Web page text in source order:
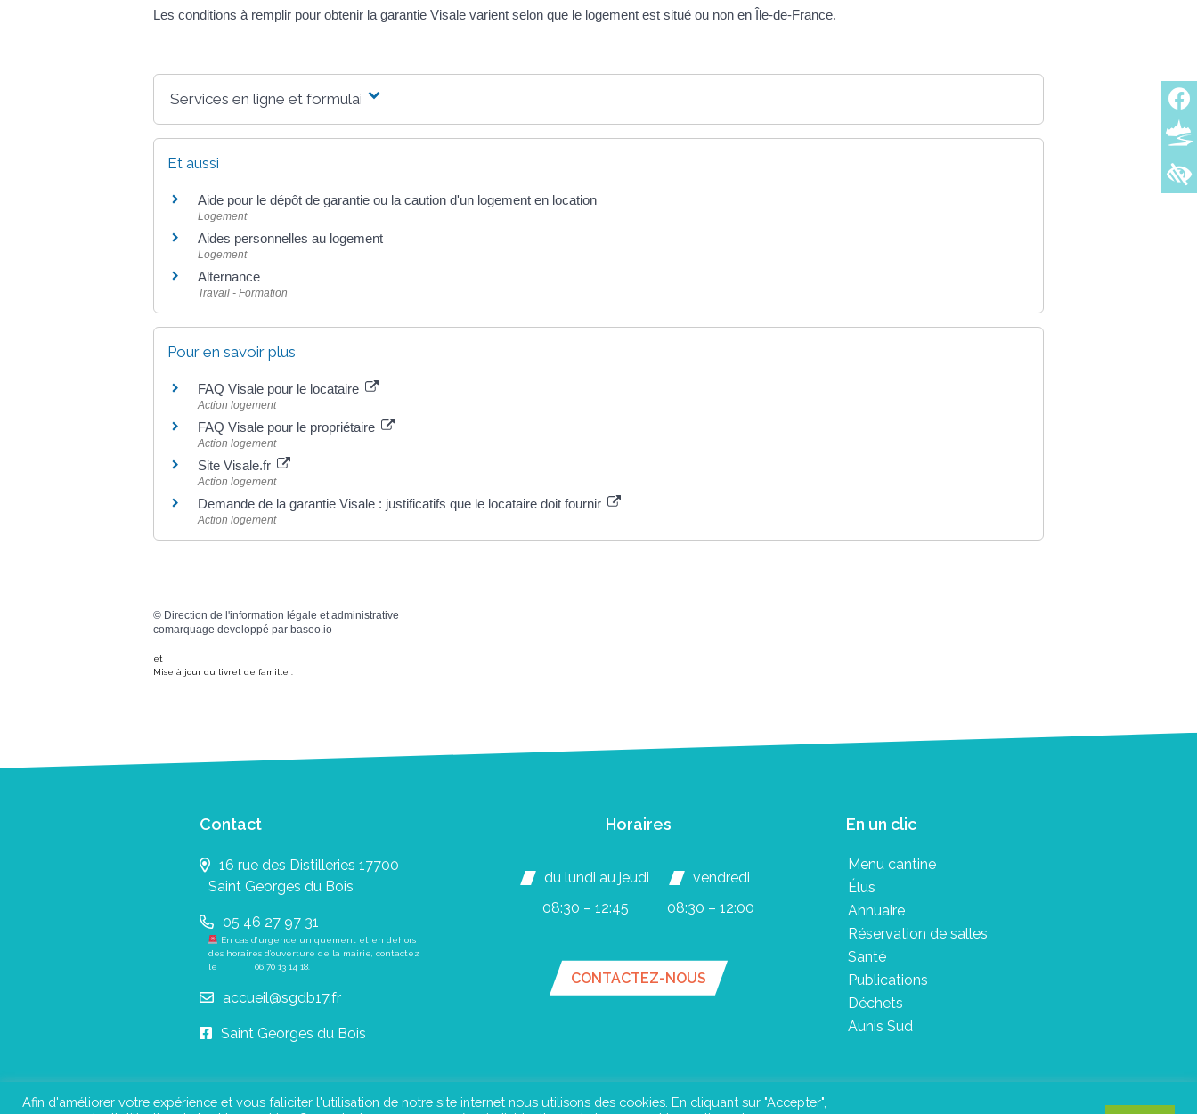
Les conditions à remplir pour obtenir la garantie Visale varient selon que le logement est situé ou non en Île-de-France.
Services en ligne et formulaires
Et aussi
Aide pour le dépôt de garantie ou la caution d'un logement en location
Logement
Aides personnelles au logement
Logement
Alternance
Travail - Formation
Pour en savoir plus
FAQ Visale pour le locataire
Action logement
FAQ Visale pour le propriétaire
Action logement
Site Visale.fr
Action logement
Demande de la garantie Visale : justificatifs que le locataire doit fournir
Action logement
© Direction de l'information légale et administrative
comarquage developpé par baseo.io
et
Mise à jour du livret de famille :
Contact
16 rue des Distilleries 17700
Saint Georges du Bois
05 46 27 97 31
En cas d’urgence uniquement et en dehors
des horaires d’ouverture de la mairie, contactez
le 06 70 13 14 18.
accueil@sgdb17.fr
Saint Georges du Bois
Horaires
du lundi au jeudi
08:30 – 12:45
vendredi
08:30 – 12:00
CONTACTEZ-NOUS
En un clic
Menu cantine
Élus
Annuaire
Réservation de salles
Santé
Publications
Déchets
Aunis Sud
Afin d'améliorer votre expérience et vous faliciter l'utilisation de notre site internet nous utilisons des cookies. En cliquant sur "Accepter",